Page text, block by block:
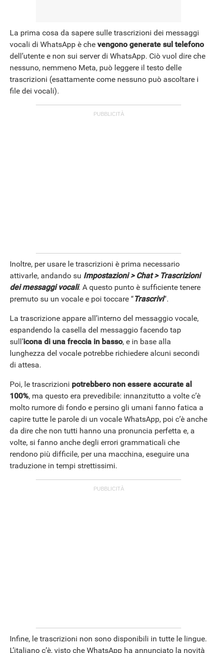
La prima cosa da sapere sulle trascrizioni dei messaggi
vocali di WhatsApp è che vengono generate sul telefono
dell’utente e non sui server di WhatsApp. Ciò vuol dire che
nessuno, nemmeno Meta, può leggere il testo delle
trascrizioni (esattamente come nessuno può ascoltare i
file dei vocali).
Inoltre, per usare le trascrizioni è prima necessario
attivarle, andando su Impostazioni > Chat > Trascrizioni
dei messaggi vocali. A questo punto è sufficiente tenere
premuto su un vocale e poi toccare “Trascrivi“.
La trascrizione appare all’interno del messaggio vocale,
espandendo la casella del messaggio facendo tap
sull’icona di una freccia in basso, e in base alla
lunghezza del vocale potrebbe richiedere alcuni secondi
di attesa.
Poi, le trascrizioni potrebbero non essere accurate al
100%, ma questo era prevedibile: innanzitutto a volte c’è
molto rumore di fondo e persino gli umani fanno fatica a
capire tutte le parole di un vocale WhatsApp, poi c’è anche
da dire che non tutti hanno una pronuncia perfetta e, a
volte, si fanno anche degli errori grammaticali che
rendono più difficile, per una macchina, eseguire una
traduzione in tempi strettissimi.
Infine, le trascrizioni non sono disponibili in tutte le lingue.
L’italiano c’è, visto che WhatsApp ha annunciato la novità